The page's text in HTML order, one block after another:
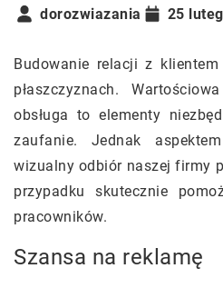
dorozwiazania
25
Budowanie relacji z
płaszczyznach.
obsługa to elementy
zaufanie. Jednak
wizualny odbiór naszej firmy
przypadku skutecznie
pracowników.
Szansa na reklamę